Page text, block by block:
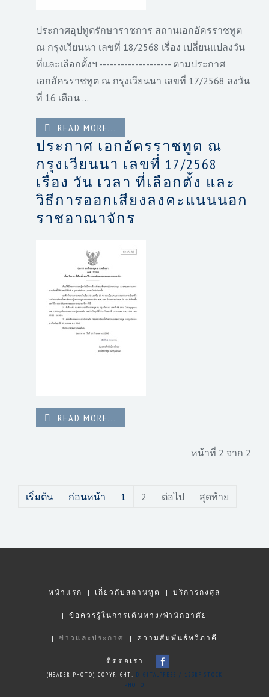
ประกาศอุปทูตรักษาราชการ สถานเอกอัครราชทูต
ณ กรุงเวียนนา เลขที่ 18/2568 เรื่อง เปลี่ยนแปลงวัน
ที่และเลือกตั้งฯ -------------------- ตามประกาศ
เอกอัครราชทูต ณ กรุงเวียนนา เลขที่ 17/2568 ลงวัน
ที่ 16 เดือน ...
READ MORE...
ประกาศ เอกอัครราชทูต ณ
กรุงเวียนนา เลขที่ 17/2568
เรื่อง วัน เวลา ที่เลือกตั้ง และ
วิธีการออกเสียงลงคะแนนนอก
ราชอาณาจักร
READ MORE...
หน้าที่ 2 จาก 2
เริ่มต้น ก่อนหน้า 1 2 ต่อไป สุดท้าย
หน้าแรก เกี่ยวกับสถานทูต บริการกงสุล
ข้อควรรู้ในการเดินทาง/พำนักอาศัย
ข่าวและประกาศ ความสัมพันธ์ทวิภาคี
ติดต่อเรา
(HEADER PHOTO) COPYRIGHT: DIGITALPRESS / 123RF STOCK
PHOTO